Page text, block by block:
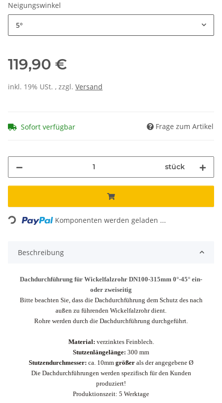
Neigungswinkel
5°
119,90 €
inkl. 19% USt. , zzgl. Versand
Sofort verfügbar Frage zum Artikel
stück
Komponenten werden geladen ...
Beschreibung
Dachdurchführung für Wickelfalzrohr DN100-315mm 0°-45° ein-
oder zweiseitig
Bitte beachten Sie, dass die Dachdurchführung dem Schutz des nach
außen zu führenden Wickelfalzrohr dient.
Rohre werden durch die Dachdurchführung durchgeführt.
Material: verzinktes Feinblech.
Stutzenlängelänge: 300 mm
Stutzendurchmesser: ca. 10mm größer als der angegebene Ø
Die Dachdurchführungen werden spezifisch für den Kunden
produziert!
Produktionszeit: 5 Werktage